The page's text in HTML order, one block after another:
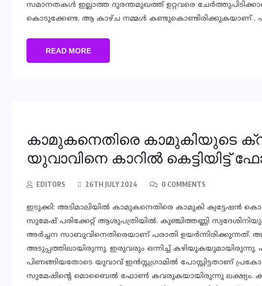
സമാനതകള്‍ ഇല്ലാത്ത ദുരന്തമുഖത്ത് ഉറ്റവരെ
കൊടുക്കേണ്ട. ആ കാഴ്ച നമ്മള്‍ കണ്ടുകൊണ്ടിരിക്കുകയാണ് .
READ MORE
കാമുകനെതിരെ കാമുകിയുടെ
യുവാവിനെ കാറില്‍
EDITORS 26TH JULY 2024 0 COMMENTS
ഇടുക്കി: അടിമാലിയില്‍ കാമുകനെതിരെ കാമുകി ക്വട്ടേഷന്‍
സുമേഷ് പരിക്കേറ്റ് ആശുപത്രിയില്‍. കുഞ്ചിത്തണ്ണി
അര്‍ച്ചന സാബുവിനെതിരെയാണ് പരാതി
അടുപ്പത്തിലായിരുന്നു. ഇരുവരും ഒന്നിച്ച് കഴിയുകയുമായിരുന്നു.
പിണങ്ങിയതോടെ യുവാവ് ഇന്‍സ്റ്റഗ്രാമില്‍ പോസ്റ്റിട്ടതാണ്
സുമേഷിന്റെ മൊബൈല്‍ ഫോണ്‍ കവരുകയായിരുന്നു ലക്ഷ്യം.